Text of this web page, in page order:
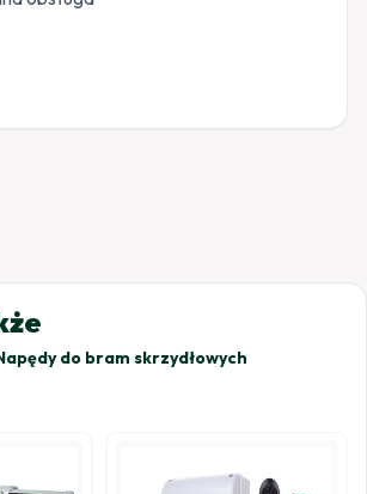
do bram skrzydłowych